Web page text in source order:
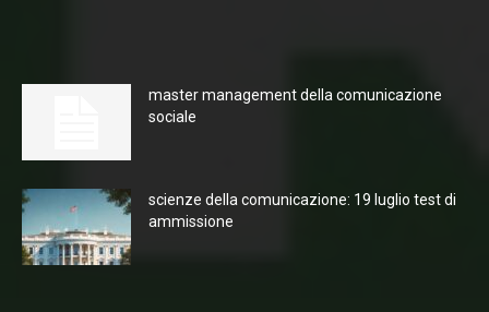
master management della comunicazione
sociale
scienze della comunicazione: 19 luglio test di
ammissione